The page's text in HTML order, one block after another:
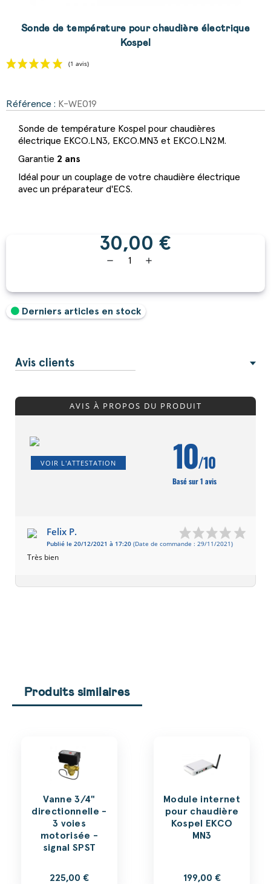
Sonde de température pour chaudière électrique
Kospel
Référence : K-WE019
Sonde de température Kospel pour chaudières
électrique EKCO.LN3, EKCO.MN3 et EKCO.LN2M.
Garantie 2 ans
Idéal pour un couplage de votre chaudière électrique
avec un préparateur d'ECS.
30,00 €
remove add
Derniers articles en stock
Avis clients
AVIS À PROPOS DU PRODUIT
VOIR L'ATTESTATION 10/10
Basé sur 1 avis
Felix P.
Publié le 20/12/2021 à 17:20 (Date de commande : 29/11/2021)
Très bien
Produits similaires
Vanne 3/4"
directionnelle -
3 voies
motorisée -
signal SPST
225,00 €
Module internet
pour chaudière
Kospel EKCO
MN3
199,00 €